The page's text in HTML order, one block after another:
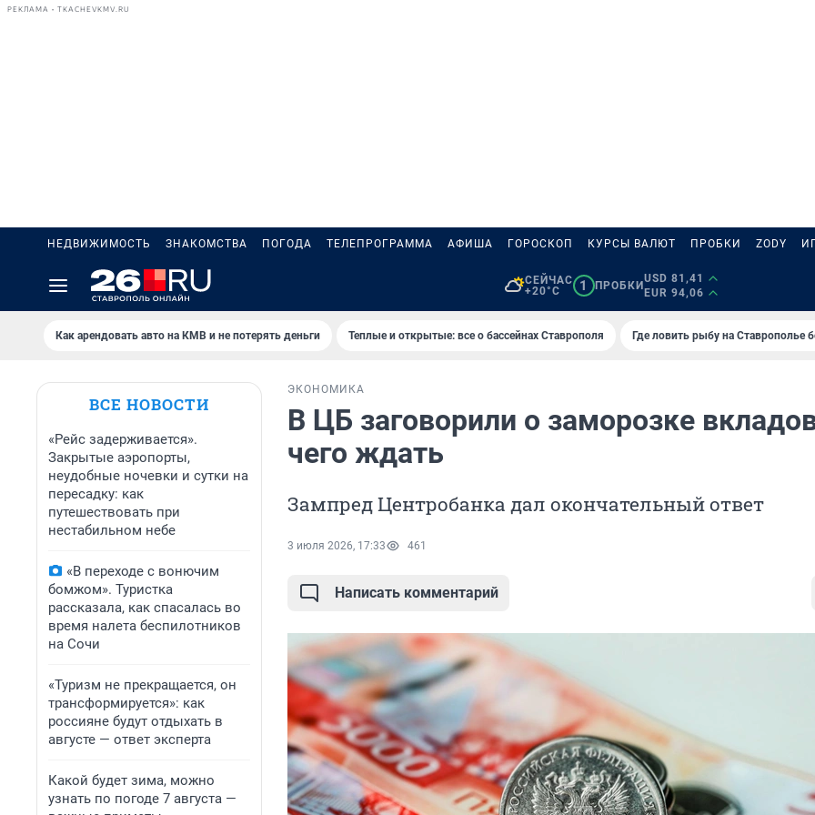
РЕКЛАМА • TKACHEVKMV.RU
НЕДВИЖИМОСТЬ ЗНАКОМСТВА ПОГОДА ТЕЛЕПРОГРАММА АФИША ГОРОСКОП КУРСЫ ВАЛЮТ ПРОБКИ ZODY
СЕЙЧАС
+20°C
1 ПРОБКИ
USD 81,41
EUR 94,06
Как арендовать авто на КМВ и не потерять деньги Теплые и открытые: все о бассейнах Ставрополя Где ловить рыбу на Ставрополье
ВСЕ НОВОСТИ
«Рейс задерживается».
Закрытые аэропорты,
неудобные ночевки и сутки на
пересадку: как
путешествовать при
нестабильном небе
«В переходе с вонючим
бомжом». Туристка
рассказала, как спасалась во
время налета беспилотников
на Сочи
«Туризм не прекращается, он
трансформируется»: как
россияне будут отдыхать в
августе — ответ эксперта
Какой будет зима, можно
узнать по погоде 7 августа —
ЭКОНОМИКА
В ЦБ заговорили о заморозке
чего ждать
Зампред Центробанка дал окончательный ответ
3 июля 2026, 17:33 461
Написать комментарий